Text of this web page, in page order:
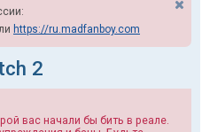
https://ru.madfanboy.com
2
вас начали бы бить в реале.